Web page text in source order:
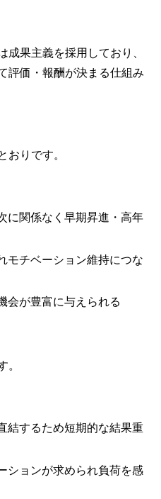
成果主義を採用しており、
評価・報酬が決まる仕組み
おりです。
に関係なく早期昇進・高年
モチベーション維持につな
会が豊富に与えられる
。
結するため短期的な結果重
ションが求められ負荷を感